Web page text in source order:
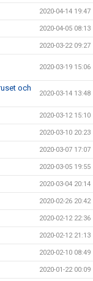
2020-04-14 19:47
2020-04-05 08:13
2020-03-22 09:27
2020-03-19 15:06
och
2020-03-14 13:48
2020-03-12 15:10
2020-03-10 20:23
2020-03-07 17:07
2020-03-05 19:55
2020-03-04 20:14
2020-02-26 20:42
2020-02-12 22:36
2020-02-12 21:13
2020-02-10 08:49
2020-01-22 00:09